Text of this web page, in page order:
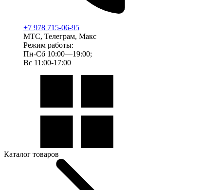
+7 978 715-06-95
МТС, Телеграм, Макс
Режим работы:
Пн-Сб 10:00—19:00;
Вс 11:00-17:00
Каталог товаров